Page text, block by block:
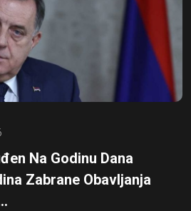
Na Godinu Dana
Zabrane Obavljanja